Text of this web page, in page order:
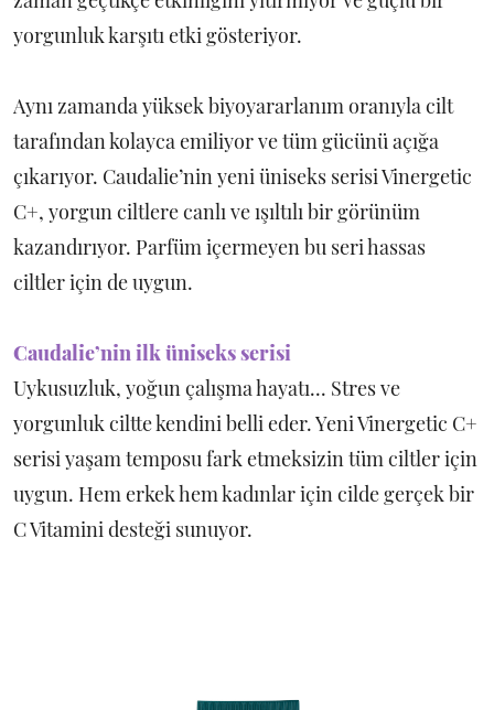
yorgunluk karşıtı etki gösteriyor.
Aynı zamanda yüksek biyoyararlanım oranıyla cilt
tarafından kolayca emiliyor ve tüm gücünü açığa
çıkarıyor. Caudalie’nin yeni üniseks serisi Vinergetic
C+, yorgun ciltlere canlı ve ışıltılı bir görünüm
kazandırıyor. Parfüm içermeyen bu seri hassas
ciltler için de uygun.
Caudalie’nin ilk üniseks serisi
Uykusuzluk, yoğun çalışma hayatı... Stres ve
yorgunluk ciltte kendini belli eder. Yeni Vinergetic C+
serisi yaşam temposu fark etmeksizin tüm ciltler için
uygun. Hem erkek hem kadınlar için cilde gerçek bir
C Vitamini desteği sunuyor.